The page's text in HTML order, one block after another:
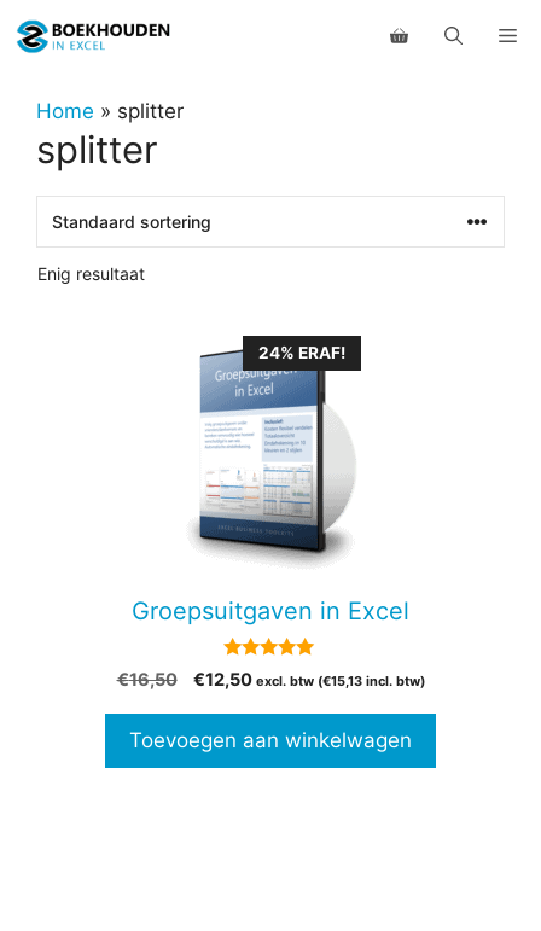
naar
inhoudHome » splitter
splitter
Enig resultaat
24% ERAF!
Groepsuitgaven in Excel
van 5
€16,50
Oorspronkelijke
€16,50.
€12,50Huidige
€12,50.
excl. btw (€15,13incl. btw)
Toevoegen aan winkelwagen